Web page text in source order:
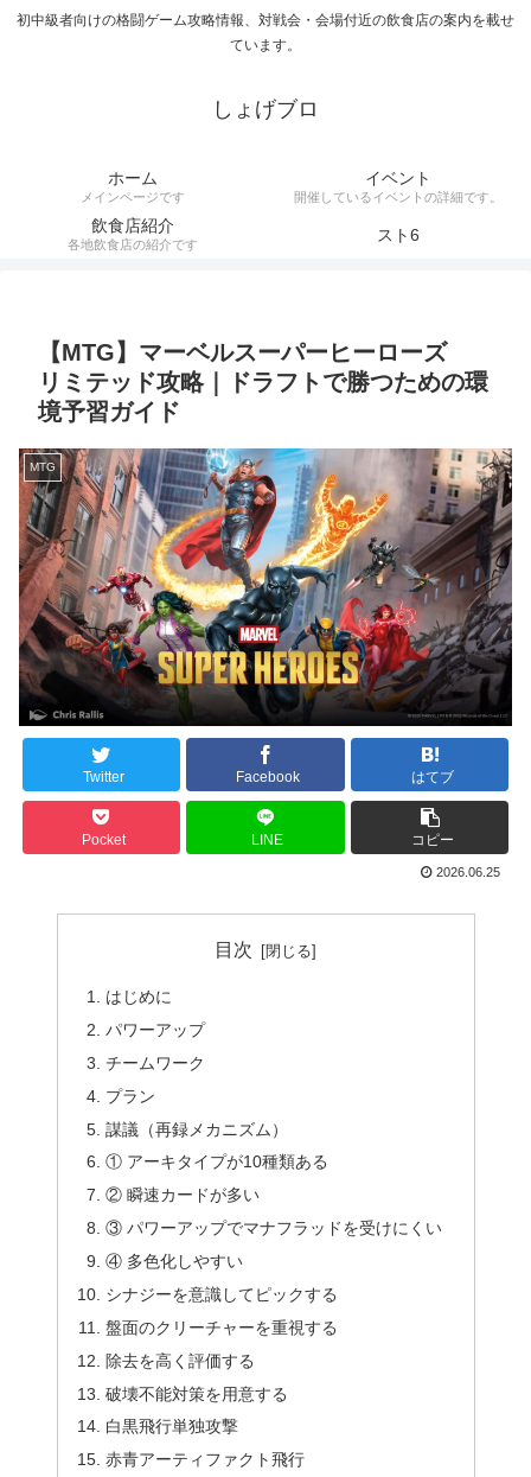
初中級者向けの格闘ゲーム攻略情報、対戦会・会場付近の飲食店の案内を載せ
ています。
しょげブロ
ホーム
メインページです
イベント
開催しているイベントの詳細です。
飲食店紹介
各地飲食店の紹介です スト6
【MTG】マーベルスーパーヒーローズ
リミテッド攻略｜ドラフトで勝つための環
境予習ガイド
MTG
Twitter Facebook はてブ
Pocket LINE コピー
2026.06.25
目次
はじめに
パワーアップ
チームワーク
プラン
謀議（再録メカニズム）
① アーキタイプが10種類ある
② 瞬速カードが多い
③ パワーアップでマナフラッドを受けにくい
④ 多色化しやすい
シナジーを意識してピックする
盤面のクリーチャーを重視する
除去を高く評価する
破壊不能対策を用意する
白黒飛行単独攻撃
赤青アーティファクト飛行